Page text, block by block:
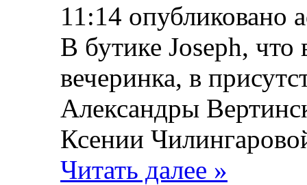
11:14 опубликовано
В бутике Joseph, что
вечеринка, в
Александры
Ксении
Читать далее »